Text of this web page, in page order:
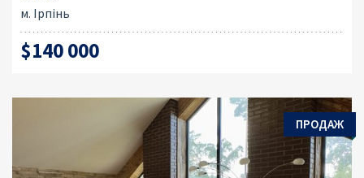
м. Ірпінь
$140 000
ПРОДАЖ